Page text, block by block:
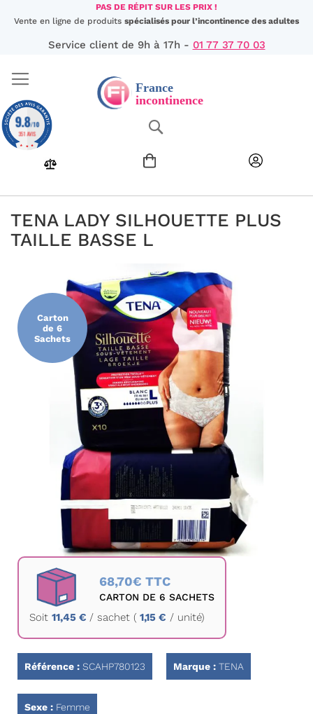
Aller
au
PAS DE RÉPIT SUR LES PRIX !
Vente en ligne de produits spécialisés pour l’incontinence des adultes
Service client de 9h à 17h - 01 77 37 70 03
TENA LADY SILHOUETTE PLUS
TAILLE BASSE L
fin
de
galerie
Carton
de 6
Sachets
Passer
Galerie
68,70€ TTC
CARTON DE 6 SACHETS
Soit 11,45 € / sachet ( 1,15 € / unité)
Référence : SCAHP780123 Marque : TENA
Sexe : Femme
9.8/10
351 AVIS